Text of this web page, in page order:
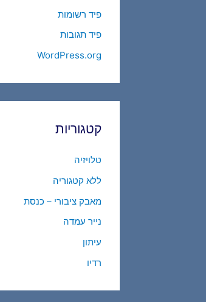
פיד רשומות
פיד תגובות
WordPress.org
קטגוריות
טלויזיה
ללא קטגוריה
מאבק ציבורי – כנסת
נייר עמדה
עיתון
רדיו